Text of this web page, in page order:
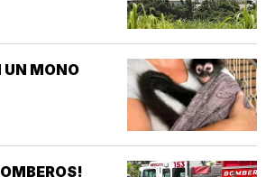
UN MONO